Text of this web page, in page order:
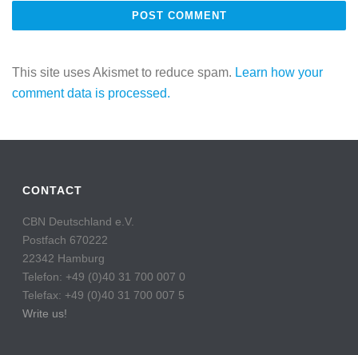
This site uses Akismet to reduce spam. Learn how your
comment data is processed.
CONTACT
CBN Deutschland e.V.
Postfach 670222
22342 Hamburg
Telefon: +49 (0)40 31 700 007 0
Telefax: +49 (0)40 31 700 007 5
Write us!